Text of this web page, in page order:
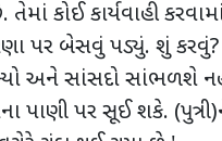
કોઈ કાર્યવાહી
પર બેસવું પડ્યું. શું કરવું?
અને સાંસદો સાંભળશે
પાણી પર સૂઈ શકે.